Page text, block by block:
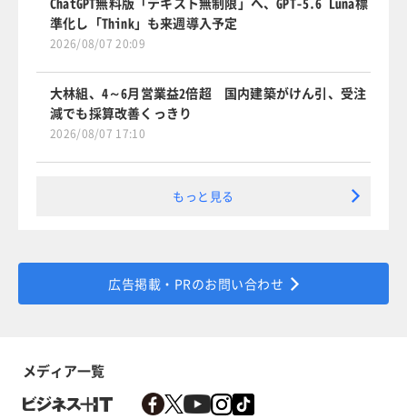
準化し「Think」も来週導入予定
2026/08/07 20:09
大林組、4～6月営業益2倍超 国内建築がけん引、受注
減でも採算改善くっきり
2026/08/07 17:10
もっと見る
広告掲載・PRのお問い合わせ
メディア一覧